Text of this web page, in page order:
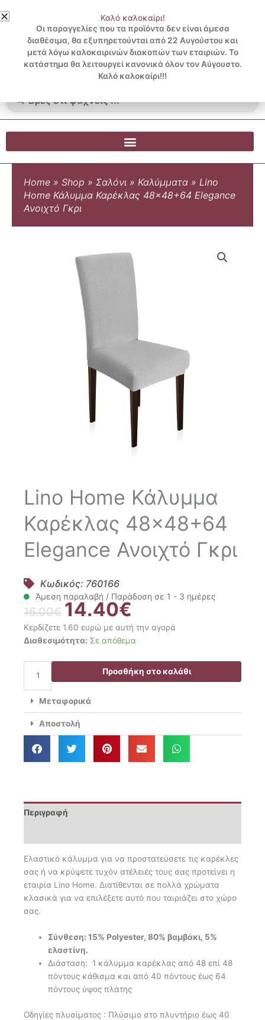
στο
περιεχόμενο
3 ΔΟΣΕΙΣ ΧΩΡΙΣ ΠΙΣΤΩΤΙΚΗ ΜΕ KLARNA
...
Λογαριασμός
Blog
0.00€
0
Cart
Home » Shop » Σαλόνι » Καλύμματα » Lino
Home Κάλυμμα Καρέκλας 48×48+64 Elegance
Ανοιχτό Γκρι
Lino Home Κάλυμμα
Καρέκλας 48×48+64
Elegance Ανοιχτό Γκρι
Κωδικός: 760166
Άμεση παραλαβή / Παράδοση σε 1 - 3 ημέρες
16.00€ Original
price
was:
16.00€.
14.40€
τρέχουσα
τιμή
είναι:
14.40€.
Κερδίζετε 1.60 ευρώ με αυτή την αγορά
Διαθεσιμότητα: Σε απόθεμα
Lino
Καρέκλας
48x48+64
Elegance
ποσότητα
Προσθήκη στο καλάθι
Μεταφορικά
Αποστολή
Περιγραφή
Ελαστικό κάλυμμα για να προστατεύσετε τις καρέκλες
σας ή να κρύψετε τυχόν ατέλειές τους σας προτείνει η
εταιρία Lino Home. Διατίθενται σε πολλά χρώματα
κλασικά για να επιλέξετε αυτό που ταιριάζει στο χώρο
σας.
Σύνθεση: 15% Polyester, 80% βαμβάκι, 5%
ελαστίνη.
Διάσταση: 1 κάλυμμα καρέκλας από 48 επί 48
πόντους κάθισμα και από 40 πόντους έως 64
πόντους ύψος πλάτης
Οδηγίες πλυσίματος : Πλύσιμο στο πλυντήριο έως 40
Καλό καλοκαίρι!
Οι παραγγελίες που τα προϊόντα δεν είναι άμεσα
διαθέσιμα, θα εξυπηρετούνται από 22 Αυγούστου και
μετά λόγω καλοκαιρινών διακοπών των εταιριών. Το
κατάστημα θα λειτουργεί κανονικά όλον τον Αύγουστο.
Καλό καλοκαίρι!!!